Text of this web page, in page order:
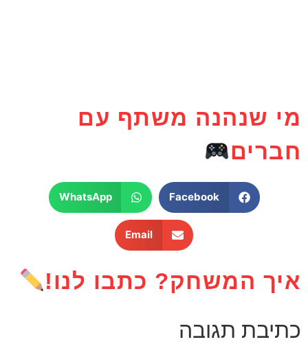
מי שנהנה משתף עם
חברים
Facebook
WhatsApp
Email
איך המשחק? כתבו לנו!
כתיבת תגובה